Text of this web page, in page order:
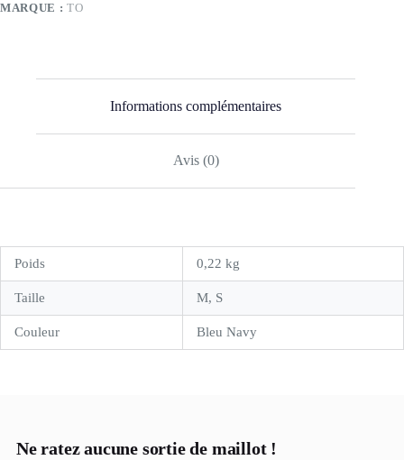
MARQUE : TO
Informations complémentaires
Avis (0)
Poids 0,22 kg
Taille M, S
Couleur Bleu Navy
Ne ratez aucune sortie de maillot !